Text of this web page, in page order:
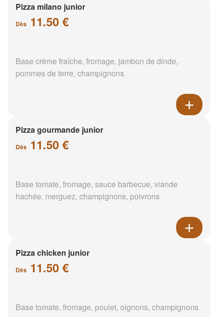
Pizza milano junior
Dès 11.50 €
Base crème fraîche, fromage, jambon de dinde,
pommes de terre, champignons
Pizza gourmande junior
Dès 11.50 €
Base tomate, fromage, sauce barbecue, viande
hachée, merguez, champignons, poivrons
Pizza chicken junior
Dès 11.50 €
Base tomate, fromage, poulet, oignons, champignons